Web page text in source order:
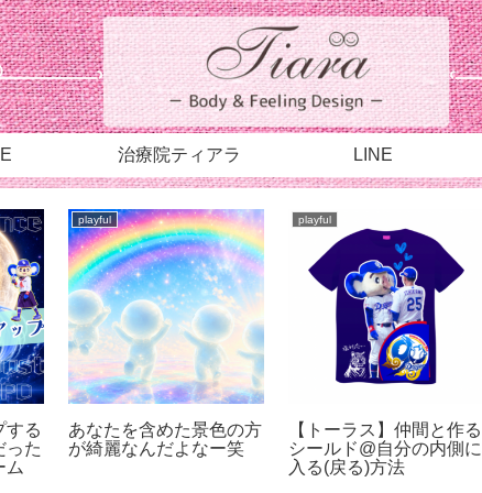
治療院ティアラ LINE
する
った
ム
playful
あなたを含めた景色の方
が綺麗なんだよなー笑
playful
【トーラス】仲間と作る
シールド@自分の内側に
入る(戻る)方法